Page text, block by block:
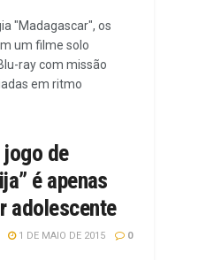
"Madagascar", os
um filme solo
ray com missão
em ritmo
de
é apenas
adolescente
1 DE MAIO DE 2015 0